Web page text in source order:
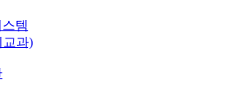
템
과)